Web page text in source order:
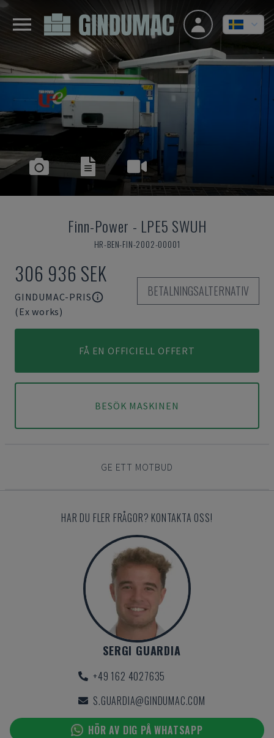
Finn-Power - LPE5 SWUH
HR-BEN-FIN-2002-00001
306 936 SEK
GINDUMAC-PRIS
(Ex works)
BETALNINGSALTERNATIV
FÅ EN OFFICIELL OFFERT
BESÖK MASKINEN
GE ETT MOTBUD
HAR DU FLER FRÅGOR? KONTAKTA OSS!
SERGI GUARDIA
+49 162 4027635
S.GUARDIA@GINDUMAC.COM
HÖR AV DIG PÅ WHATSAPP